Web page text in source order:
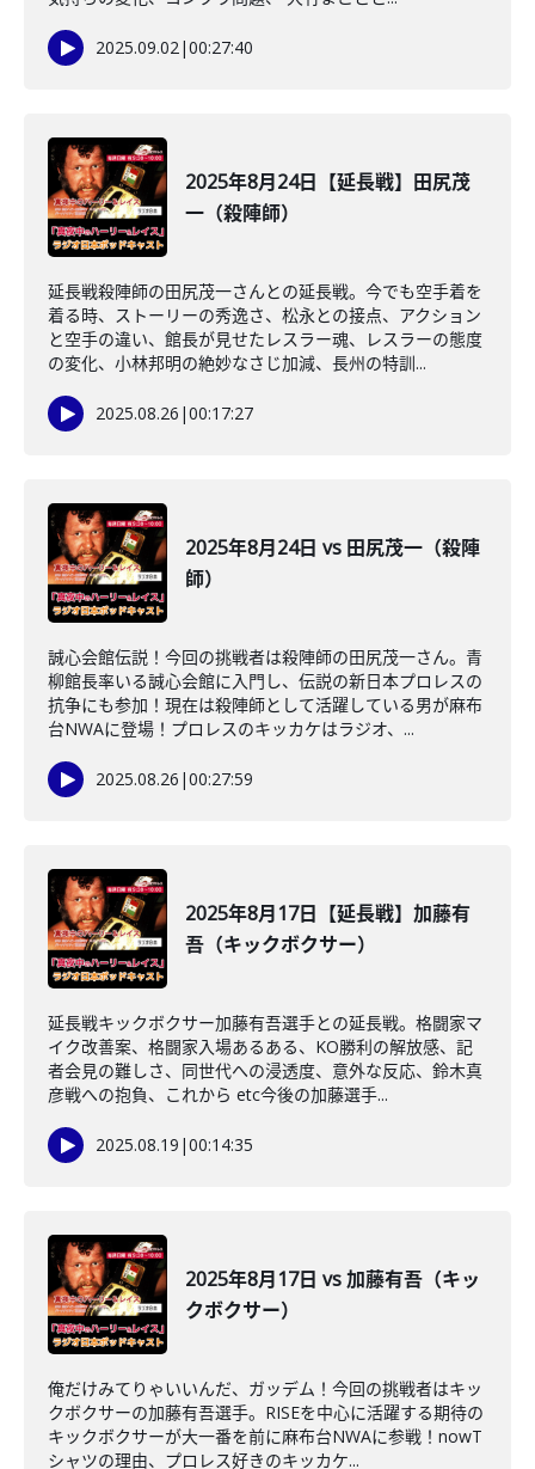
2025.09.02|00:27:40
2025年8月24日【延長戦】田尻茂
一（殺陣師）
延長戦殺陣師の田尻茂一さんとの延長戦。今でも空手着を
着る時、ストーリーの秀逸さ、松永との接点、アクション
と空手の違い、館長が見せたレスラー魂、レスラーの態度
の変化、小林邦明の絶妙なさじ加減、長州の特訓...
2025.08.26 |00:17:27
2025年8月24日 vs 田尻茂一（殺陣
師）
誠心会館伝説！今回の挑戦者は殺陣師の田尻茂一さん。青
柳館長率いる誠心会館に入門し、伝説の新日本プロレスの
抗争にも参加！現在は殺陣師として活躍している男が麻布
台NWAに登場！プロレスのキッカケはラジオ、...
2025.08.26 |00:27:59
2025年8月17日【延長戦】加藤有
吾（キックボクサー）
延長戦キックボクサー加藤有吾選手との延長戦。格闘家マ
イク改善案、格闘家入場あるある、KO勝利の解放感、記
者会見の難しさ、同世代への浸透度、意外な反応、鈴木真
彦戦への抱負、これから etc今後の加藤選手...
2025.08.19 |00:14:35
2025年8月17日 vs 加藤有吾（キッ
クボクサー）
俺だけみてりゃいいんだ、ガッデム！今回の挑戦者はキッ
クボクサーの加藤有吾選手。RISEを中心に活躍する期待の
キックボクサーが大一番を前に麻布台NWAに参戦！nowT
シャツの理由、プロレス好きのキッカケ...